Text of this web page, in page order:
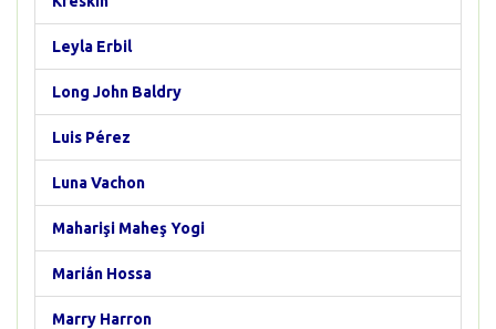
Leyla Erbil
Long John Baldry
Luis Pérez
Luna Vachon
Maharişi Maheş Yogi
Marián Hossa
Marry Harron